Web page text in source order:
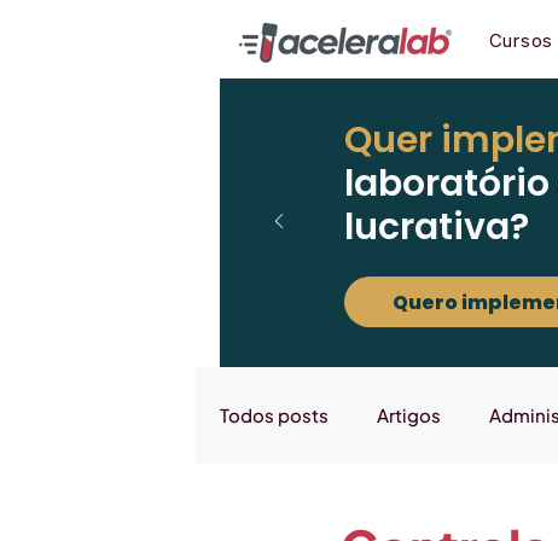
Cursos
Quer
lucrativa?
Quero
Todos posts Artigos